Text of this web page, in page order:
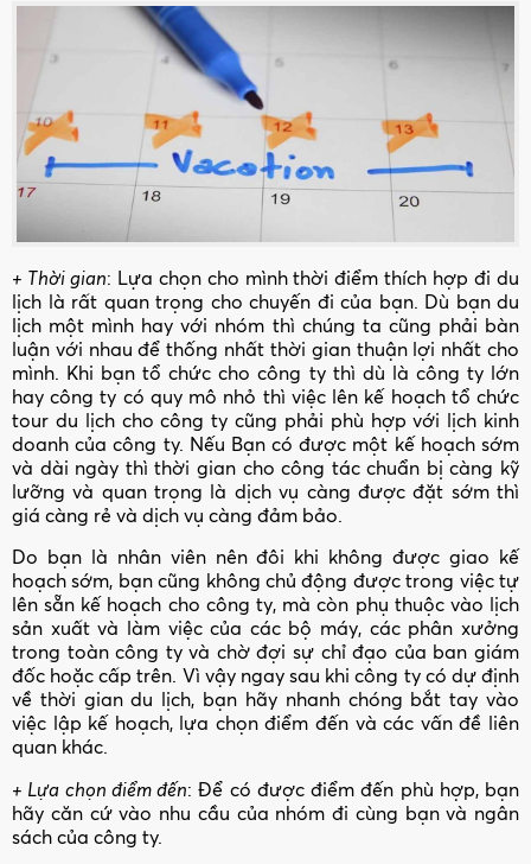
+ Thời gian: Lựa chọn cho mình thời điểm thích hợp đi du
lịch là rất quan trọng cho chuyến đi của bạn. Dù bạn du
lịch một mình hay với nhóm thì chúng ta cũng phải bàn
luận với nhau để thống nhất thời gian thuận lợi nhất cho
mình. Khi bạn tổ chức cho công ty thì dù là công ty lớn
hay công ty có quy mô nhỏ thì việc lên kế hoạch tổ chức
tour du lịch cho công ty cũng phải phù hợp với lịch kinh
doanh của công ty. Nếu Bạn có được một kế hoạch sớm
và dài ngày thì thời gian cho công tác chuẩn bị càng kỹ
lưỡng và quan trọng là dịch vụ càng được đặt sớm thì
giá càng rẻ và dịch vụ càng đảm bảo.
Do bạn là nhân viên nên đôi khi không được giao kế
hoạch sớm, bạn cũng không chủ động được trong việc tự
lên sẵn kế hoạch cho công ty, mà còn phụ thuộc vào lịch
sản xuất và làm việc của các bộ máy, các phân xưởng
trong toàn công ty và chờ đợi sự chỉ đạo của ban giám
đốc hoặc cấp trên. Vì vậy ngay sau khi công ty có dự định
về thời gian du lịch, bạn hãy nhanh chóng bắt tay vào
việc lập kế hoạch, lựa chọn điểm đến và các vấn đề liên
quan khác.
+ Lựa chọn điểm đến: Để có được điểm đến phù hợp, bạn
hãy căn cứ vào nhu cầu của nhóm đi cùng bạn và ngân
sách của công ty.